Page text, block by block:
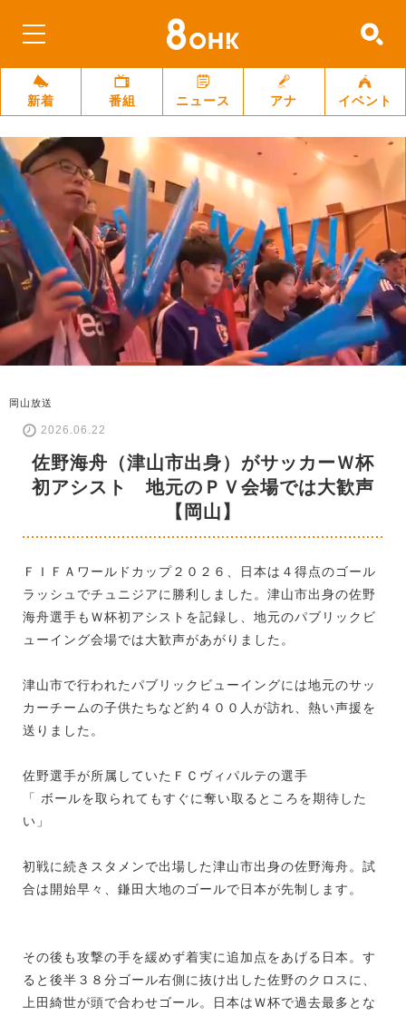
新着 番組 ニュース アナ イベント
岡山放送
2026.06.22
佐野海舟（津山市出身）がサッカーＷ杯
初アシスト 地元のＰＶ会場では大歓声
【岡山】
ＦＩＦＡワールドカップ２０２６、日本は４得点のゴール
ラッシュでチュニジアに勝利しました。津山市出身の佐野
海舟選手もＷ杯初アシストを記録し、地元のパブリックビ
ューイング会場では大歓声があがりました。
津山市で行われたパブリックビューイングには地元のサッ
カーチームの子供たちなど約４００人が訪れ、熱い声援を
送りました。
佐野選手が所属していたＦＣヴィパルテの選手
「 ボールを取られてもすぐに奪い取るところを期待した
い」
初戦に続きスタメンで出場した津山市出身の佐野海舟。試
合は開始早々、鎌田大地のゴールで日本が先制します。
その後も攻撃の手を緩めず着実に追加点をあげる日本。す
ると後半３８分ゴール右側に抜け出した佐野のクロスに、
上田綺世が頭で合わせゴール。日本はＷ杯で過去最多とな